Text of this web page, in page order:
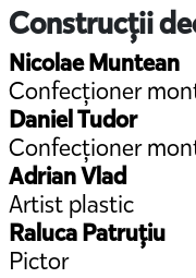
Construcții
Nicolae Muntean
Confecționer
Daniel Tudor
Confecționer
Adrian Vlad
Artist plastic
Raluca Patruțiu
Pictor